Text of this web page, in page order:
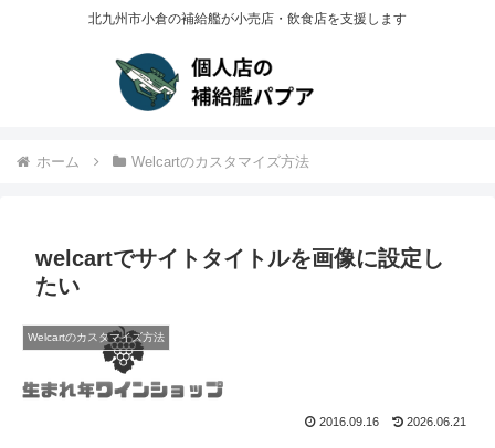
北九州市小倉の補給艦が小売店・飲食店を支援します
ホーム Welcartのカスタマイズ方法
welcartでサイトタイトルを画像に設定し
たい
Welcartのカスタマイズ方法
2016.09.16 2026.06.21